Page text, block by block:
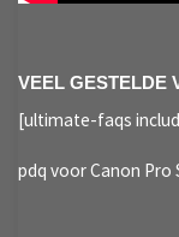
VEEL GESTELDE
[ultimate-faqs
pdq voor Canon Pro